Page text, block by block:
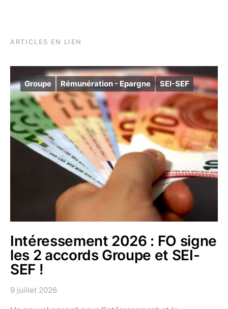
ARTICLES EN LIEN
Groupe Rémunération - Epargne SEI-SEF
Intéressement 2026 : FO signe
les 2 accords Groupe et SEI-
SEF !
9 juillet 2026